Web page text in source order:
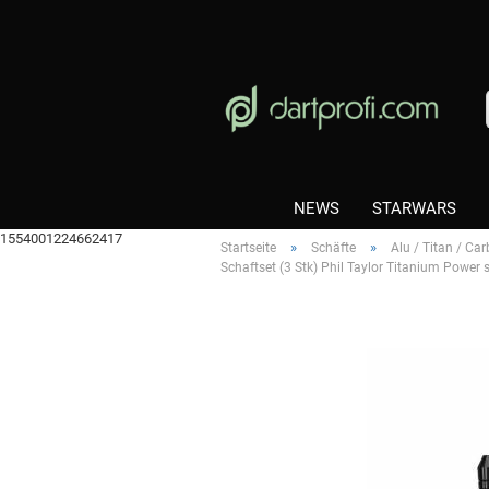
1554001224662417
NEWS STARWARS
Startseite » Schäfte » Alu / Titan /
Schaftset (3 Stk) Phil Taylor Titanium Power